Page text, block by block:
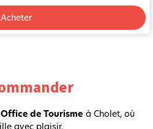
Acheter
Office de Tourisme à Cholet, où
avec plaisir.